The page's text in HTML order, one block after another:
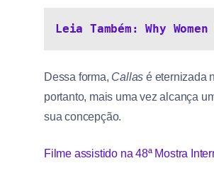
Leia Também: Why
Dessa forma, Callasé eternizada
portanto, mais uma vez alcança
sua concepção.
Filme assistido na 48ª Mostra